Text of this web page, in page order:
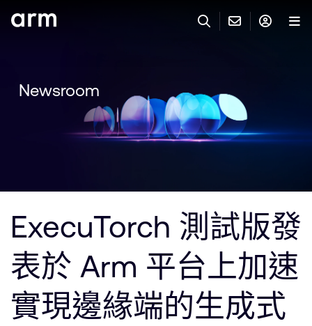
聯絡技術支援
IP 技術支援
Flexible Access 企業版
一般 IP 授權方案
其他事項
Arm Integrity Helpline
媒體聯絡
登入以存取您的 Arm 帳號。
開發者
支援與訓練
公司資訊
Newsroom
ExecuTorch 測試版發
表於 Arm 平台上加速
實現邊緣端的生成式